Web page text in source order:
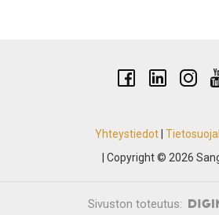
Yhteystiedot|
| Copyright © 2026
Sivuston toteutus: